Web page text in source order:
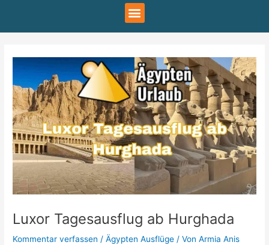
Menu
Luxor Tagesausflug ab Hurghada
Kommentar verfassen /Ägypten Ausflüge / VonArmia Anis